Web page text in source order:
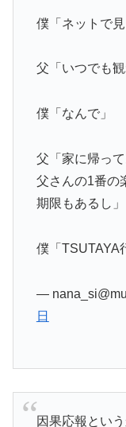
僕「ネットで見
父「いつでも
僕「なんで」
父「家に帰っ
父さんの1番の
期限もあるし」
僕「TSUTAYA
—
日
因果応報とい